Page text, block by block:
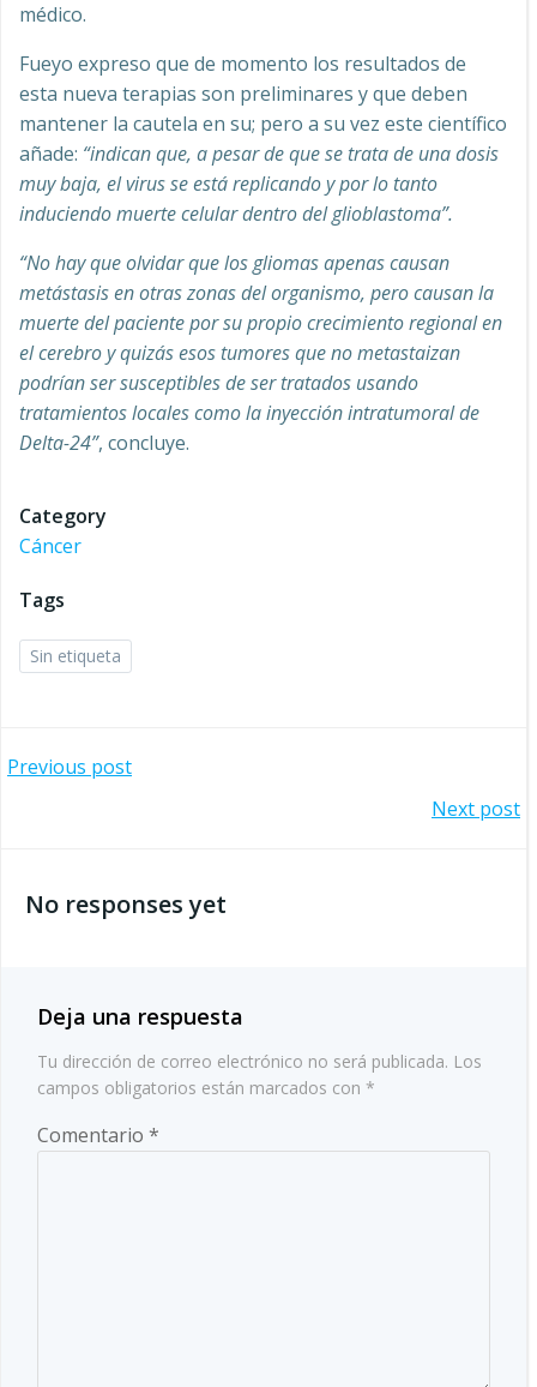
médico.
Fueyo expreso que de momento los resultados de
esta nueva terapias son preliminares y que deben
mantener la cautela en su; pero a su vez este científico
añade: “indican que, a pesar de que se trata de una dosis
muy baja, el virus se está replicando y por lo tanto
induciendo muerte celular dentro del glioblastoma”.
“No hay que olvidar que los gliomas apenas causan
metástasis en otras zonas del organismo, pero causan la
muerte del paciente por su propio crecimiento regional en
el cerebro y quizás esos tumores que no metastaizan
podrían ser susceptibles de ser tratados usando
tratamientos locales como la inyección intratumoral de
Delta-24”, concluye.
Category
Cáncer
Tags
Sin etiqueta
Navegación
las
Previous post
por
las
entradas
Next post
No responses yet
Deja una respuesta
Tu dirección de correo electrónico no será publicada. Los
campos obligatorios están marcados con *
Comentario *